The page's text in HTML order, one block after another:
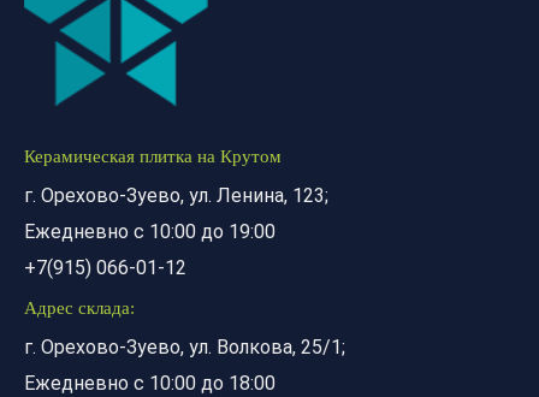
Керамическая плитка на Крутом
г. Орехово-Зуево, ул. Ленина, 123;
Ежедневно с 10:00 до 19:00
+7(915) 066-01-12
Адрес склада:
г. Орехово-Зуево, ул. Волкова, 25/1;
Ежедневно с 10:00 до 18:00